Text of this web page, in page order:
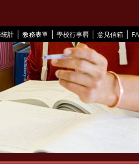
計 | 教務表單 | 學校行事曆 | 意見信箱 |